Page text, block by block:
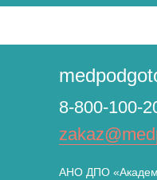
8-800-100-
АНО ДПО